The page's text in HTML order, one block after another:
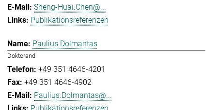
Sheng-Huai.Chen@...
Publikationsreferenzen
Paulius Dolmantas
Doktorand
+49 351 4646-4201
+49 351 4646-4902
Paulius.Dolmantas@...